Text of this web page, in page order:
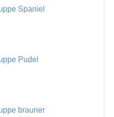
Spaniel
Pudel
brauner